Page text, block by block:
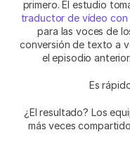
traductor de vídeo con
para las voces de
conversión de texto a
el episodio
Es
¿El resultado? Los
más veces